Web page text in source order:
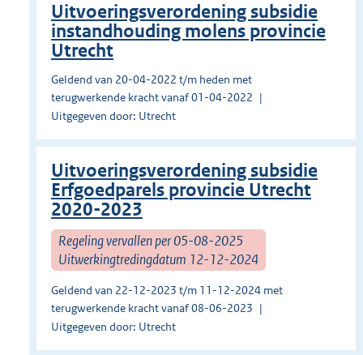
Uitvoeringsverordening subsidie
instandhouding molens provincie
Utrecht
Geldend van 20-04-2022 t/m heden met
terugwerkende kracht vanaf 01-04-2022
Uitgegeven door: Utrecht
Uitvoeringsverordening subsidie
Erfgoedparels provincie Utrecht
2020-2023
Regeling vervallen per 05-08-2025
Uitwerkingtredingdatum 12-12-2024
Geldend van 22-12-2023 t/m 11-12-2024 met
terugwerkende kracht vanaf 08-06-2023
Uitgegeven door: Utrecht